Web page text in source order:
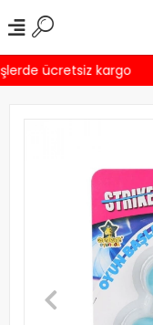
ücretsiz kargo